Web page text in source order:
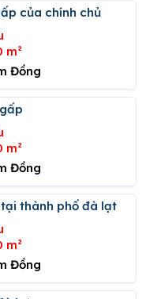
của chính chủ
m²
Đồng
m²
Đồng
tại thành phố đà lạt
m²
Đồng